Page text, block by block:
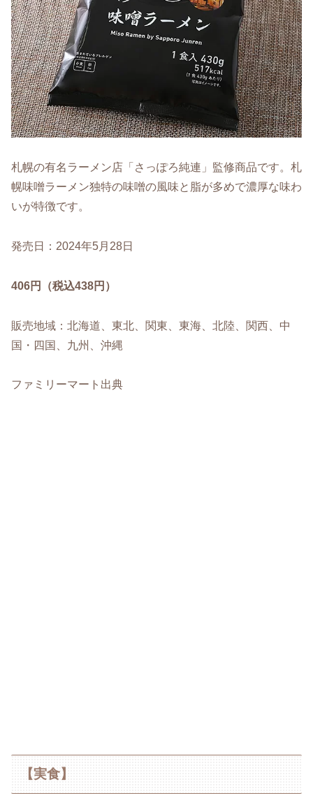
札幌の有名ラーメン店「さっぽろ純連」監修商品です。札
幌味噌ラーメン独特の味噌の風味と脂が多めで濃厚な味わ
いが特徴です。
発売日：2024年5月28日
406円（税込438円）
販売地域：北海道、東北、関東、東海、北陸、関西、中
国・四国、九州、沖縄
ファミリーマート出典
【実食】